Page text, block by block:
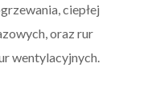
ciepłej
oraz rur
wentylacyjnych.